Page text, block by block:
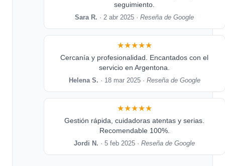
seguimiento.
Sara R. · 2 abr 2025 ·Reseña de Google
★★★★★
Cercanía y profesionalidad. Encantados con el
servicio en Argentona.
Helena S. · 18 mar 2025 · Reseña de Google
★★★★★
Gestión rápida, cuidadoras atentas y serias.
Recomendable 100%.
Jordi N. · 5 feb 2025 ·Reseña de Google